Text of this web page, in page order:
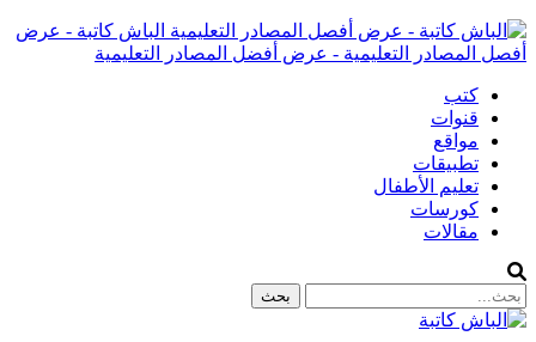
الباش كاتبة - عرض
أفصل المصادر التعليمية - عرض أفضل المصادر التعليمية
كتب
قنوات
مواقع
تطبيقات
تعليم الأطفال
كورسات
مقالات